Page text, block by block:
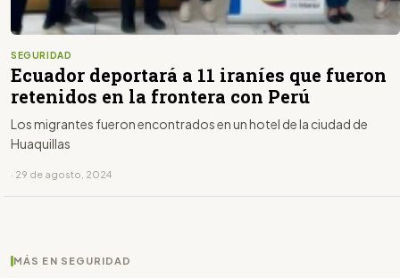
SEGURIDAD
Ecuador deportará a 11 iraníes que fueron
retenidos en la frontera con Perú
Los migrantes fueron encontrados en un hotel de la ciudad de
Huaquillas
· 29 de agosto, 2024
MÁS EN SEGURIDAD